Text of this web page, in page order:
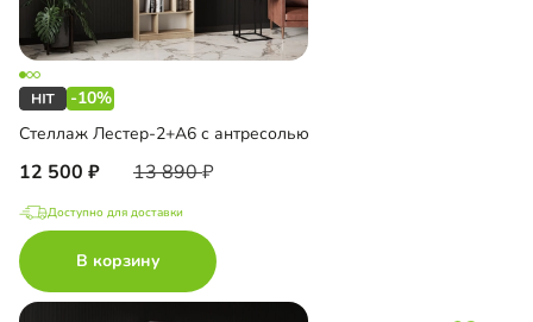
-10%
Стеллаж Лестер-2+А6 с антресолью
12 500 13 890
Доступно для доставки
В корзину